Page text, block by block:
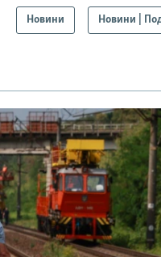
Новини Новини |